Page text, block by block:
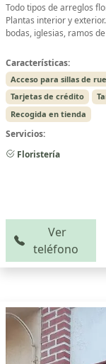
Todo tipos de arreglos
Plantas interior y
bodas, iglesias, ramos
Características:
Acceso para sillas de
Tarjetas de crédito
Recogida en tienda
Servicios:
Floristería
Ver
teléfono